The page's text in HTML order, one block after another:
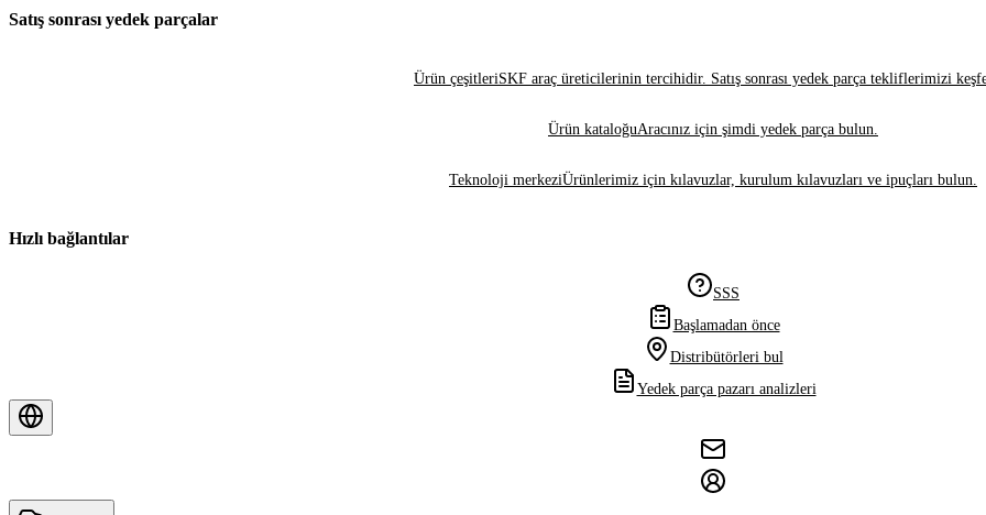
Satış sonrası yedek parçalar
Ürün çeşitleriSKF araç üreticilerinin tercihidir. Satış sonrası yedek parça tekliflerimizi
Ürün kataloğuAracınız için şimdi yedek parça bulun.
Teknoloji merkeziÜrünlerimiz için kılavuzlar, kurulum kılavuzları ve ipuçları bulun.
Hızlı bağlantılar
SSS
Başlamadan önce
Distribütörleri bul
Yedek parça pazarı analizleri